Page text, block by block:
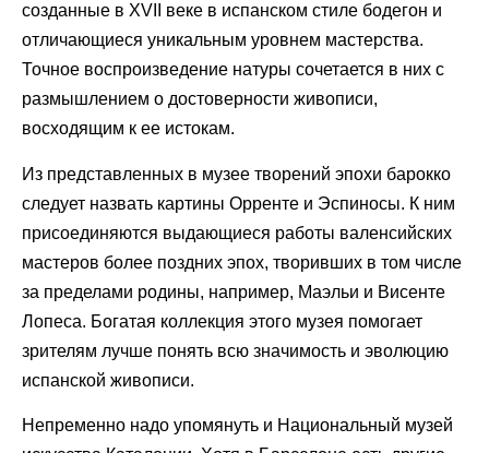
созданные в XVII веке в испанском стиле бодегон и
отличающиеся уникальным уровнем мастерства.
Точное воспроизведение натуры сочетается в них с
размышлением о достоверности живописи,
восходящим к ее истокам.
Из представленных в музее творений эпохи барокко
следует назвать картины Орренте и Эспиносы. К ним
присоединяются выдающиеся работы валенсийских
мастеров более поздних эпох, творивших в том числе
за пределами родины, например, Маэльи и Висенте
Лопеса. Богатая коллекция этого музея помогает
зрителям лучше понять всю значимость и эволюцию
испанской живописи.
Непременно надо упомянуть и Национальный музей